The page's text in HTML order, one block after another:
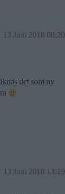
13 Juni 2018 08:20
det som ny
13 Juni 2018 13:19